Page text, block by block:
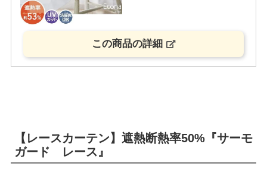
この商品の詳細
【レースカーテン】遮熱断熱率50%『サーモ
ガード レース』